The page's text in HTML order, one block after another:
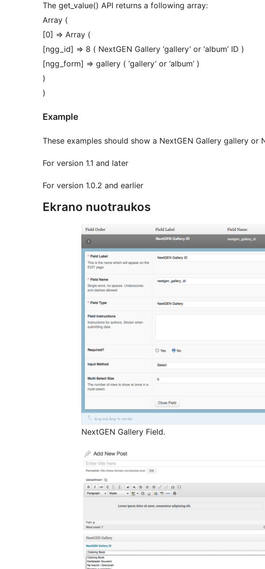
The get_value() API returns a following array:
Array (
[0] => Array (
[ngg_id] => 8 ( NextGEN Gallery ‘gallery’ or ‘album’ ID )
[ngg_form] => gallery ( ‘gallery’ or ‘album’ )
)
)
Example
These examples should show a NextGEN Gallery gallery or
For version 1.1 and later
For version 1.0.2 and earlier
Ekrano nuotraukos
NextGEN Gallery Field.